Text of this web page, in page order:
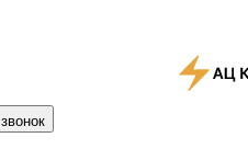
звонок